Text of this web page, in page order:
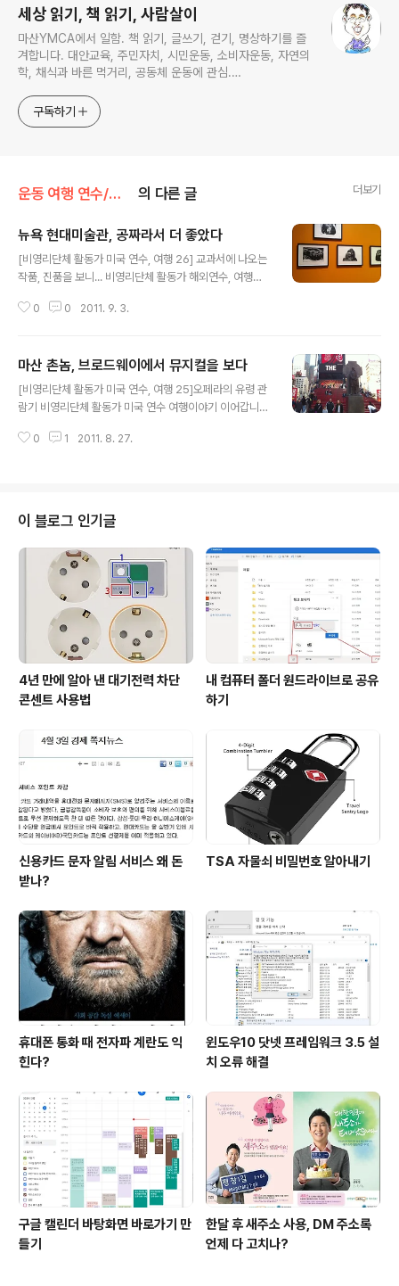
세상 읽기, 책 읽기, 사람살이
마산YMCA에서 일함. 책 읽기, 글쓰기, 걷기, 명상하기를 즐
겨합니다. 대안교육, 주민자치, 시민운동, 소비자운동, 자연의
학, 채식과 바른 먹거리, 공동체 운동에 관심.
http://www.facebook.com/ymcaman
구독하기
운동 여행 연수/미국연수 여행 의 다른 글 더보기
뉴욕 현대미술관, 공짜라서 더 좋았다
[비영리단체 활동가 미국 연수, 여행 26] 교과서에 나오는
작품, 진품을 보니... 비영리단체 활동가 해외연수, 여행이
욕현대미술관을 들렀습니다. 오후에 Foundation Cente
관을 비롯한 유명한 미술관들이 많이 있는데, MOMA를
선택한 것은 국내의 'H카드' 소지자는 입장료가 무료라는
매력적인 인터넷 여행 정보 때문이었습니다. 뉴욕까지 왔
분 공감하였습니다. 여러 미술관 중에서 이왕이면 H카드로
0 0 2011. 9. 3.
마산 촌놈, 브로드웨이에서 뮤지컬을 보다
[비영리단체 활동가 미국 연수, 여행 25]오페라의 유령 관
람기 비영리단체 활동가 미국 연수 여행이야기 이어갑니
겨와서 모두 5군데의 미국 비영리단체를 방문하는 것으로
통적으로 가장 관심을 가진 일은 '브로드웨이 뮤지컬'을 관
람하는 일이었습니다. 당시 뉴욕 브로드웨이 공연 중에서
가장 인기있는 공연은 '라이언 킹'이었습니다. 단체 방문을
마치고 타임스퀘어 근처 지하철 역에서 내려 숙소로 돌아
오기 전에 사전답사를 하였습니다. 타임스퀘어 광장 한쪽
모퉁이에 브로드웨이 공연 할인 티켓을..
0 1 2011. 8. 27.
이 블로그 인기글
4년 만에 알아 낸 대기전력 차단
콘센트 사용법
내 컴퓨터 폴더 원드라이브로 공유
하기
신용카드 문자 알림 서비스 왜 돈
받나?
TSA 자물쇠 비밀번호 알아내기
휴대폰 통화 때 전자파 계란도 익
힌다?
윈도우10 닷넷 프레임워크 3.5 설
치 오류 해결
구글 캘린더 바탕화면 바로가기 만
들기
한달 후 새주소 사용, DM 주소록
언제 다 고치나?